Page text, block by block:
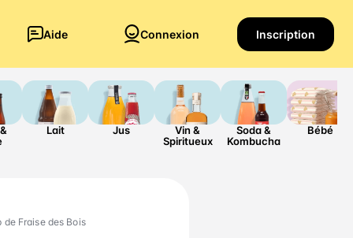
Aide Connexion Inscription
Lait Jus
Vin &
Spiritueux
Soda &
Kombucha
Bébé
de Fraise des Bois